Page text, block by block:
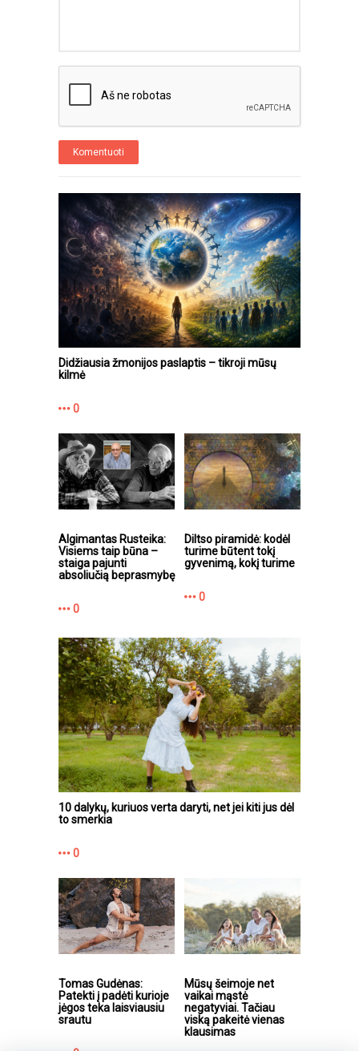
Komentuoti
Didžiausia žmonijos paslaptis – tikroji mūsų
kilmė
0
Algimantas Rusteika:
Visiems taip būna –
staiga pajunti
absoliučią beprasmybę
0
Diltso piramidė: kodėl
turime būtent tokį
gyvenimą, kokį turime
0
10 dalykų, kuriuos verta daryti, net jei kiti jus dėl
to smerkia
0
Tomas Gudėnas:
Patekti į padėti kurioje
jėgos teka laisviausiu
srautu
Mūsų šeimoje net
vaikai mąstė
negatyviai. Tačiau
viską pakeitė vienas
klausimas